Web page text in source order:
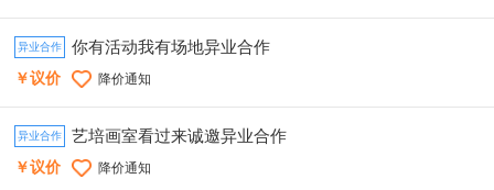
异业合作 你有活动我有场地异业合作
￥议价 降价通知
异业合作 艺培画室看过来诚邀异业合作
￥议价 降价通知